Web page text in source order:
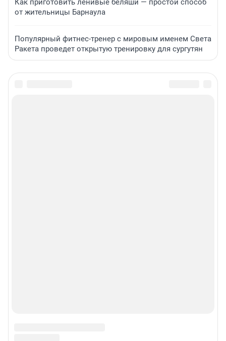
Как приготовить ленивые беляши — простой способ
от жительницы Барнаула
Популярный фитнес-тренер с мировым именем Света
Ракета проведет открытую тренировку для сургутян